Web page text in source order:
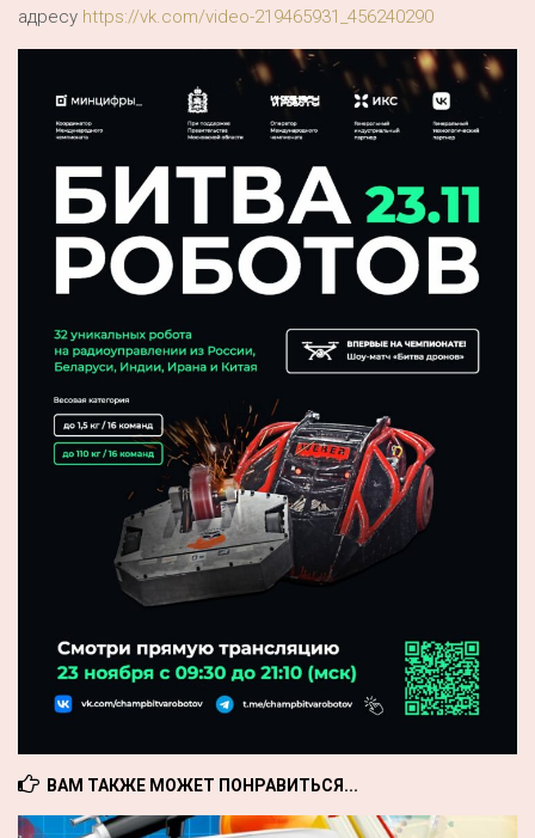
адресу https://vk.com/video-219465931_456240290
ВАМ ТАКЖЕ МОЖЕТ ПОНРАВИТЬСЯ...